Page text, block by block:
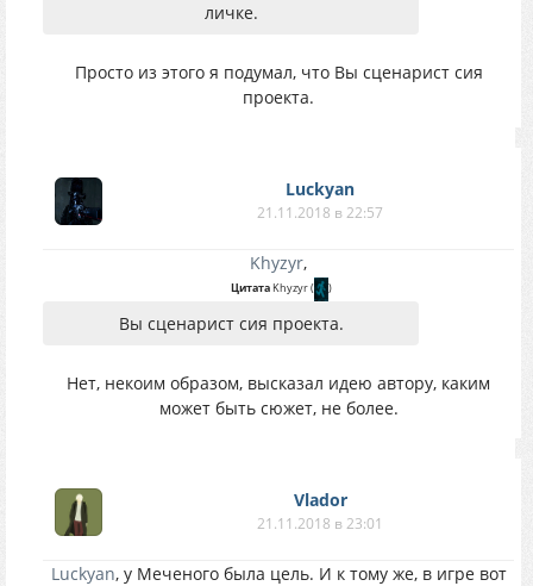
личке.
Просто из этого я подумал, что Вы сценарист сия
проекта.
Luckyan
21.11.2018 в 22:57
Khyzyr,
ЦитатаKhyzyr( )
Вы сценарист сия проекта.
Нет, некоим образом, высказал идею автору, каким
может быть сюжет, не более.
Vlador
21.11.2018 в 23:01
Luckyan, у Меченого была цель. И к тому же, в игре вот